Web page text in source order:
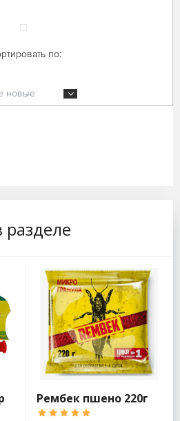
по:
новые
Рембек пшено 220г